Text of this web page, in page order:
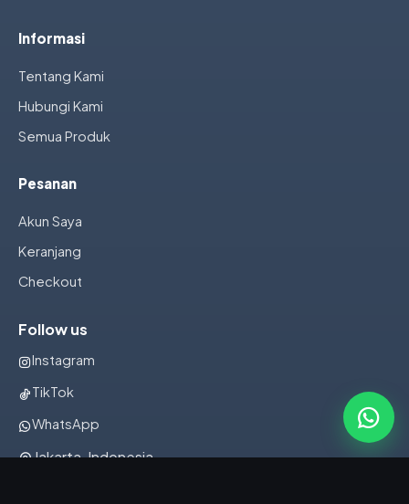
Informasi
Tentang Kami
Hubungi Kami
Semua Produk
Pesanan
Akun Saya
Keranjang
Checkout
Follow us
Instagram
TikTok
WhatsApp
Jakarta, Indonesia